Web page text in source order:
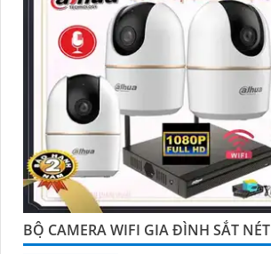
BỘ CAMERA WIFI GIA ĐÌNH SẮT NÉT